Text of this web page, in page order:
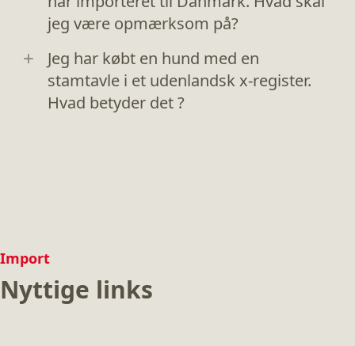
jeg være opmærksom på?
Jeg har købt en hund med en
stamtavle i et udenlandsk x-register.
Hvad betyder det ?
Import
Nyttige links